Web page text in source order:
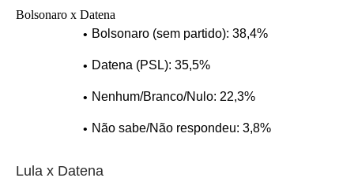
Bolsonaro x Datena
Bolsonaro (sem partido): 38,4%
Datena (PSL): 35,5%
Nenhum/Branco/Nulo: 22,3%
Não sabe/Não respondeu: 3,8%
Lula x Datena